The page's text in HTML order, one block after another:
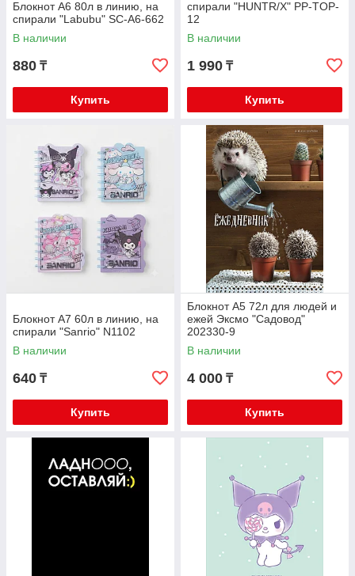
Блокнот А6 80л в линию, на
спирали "Labubu" SC-A6-662
В наличии
880 ₸
Купить
спирали "HUNTR/X" PP-TOP-
12
В наличии
1 990 ₸
Купить
Блокнот А7 60л в линию, на
спирали "Sanrio" N1102
В наличии
640 ₸
Купить
Блокнот А5 72л для людей и
ежей Эксмо "Садовод"
202330-9
В наличии
4 000 ₸
Купить